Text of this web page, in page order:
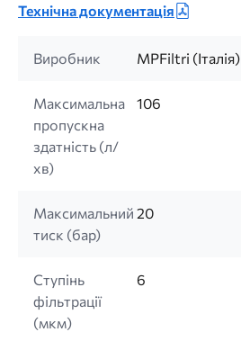
Технічна документація
Виробник MPFiltri (Італія)
Максимальна
пропускна
здатність (л/
хв)
106
Максимальний
тиск (бар)
20
Ступінь
фільтрації
(мкм)
6